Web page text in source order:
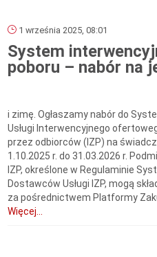
1 września 2025, 08:01
System
poboru – nabór na
i zimę. Ogłaszamy nabór do
Usługi Interwencyjnego
przez odbiorców (IZP) na
1.10.2025 r. do 31.03.2026 r.
IZP, określone w Regulaminie
Dostawców Usługi IZP, mogą
za pośrednictwem Platformy
Więcej...